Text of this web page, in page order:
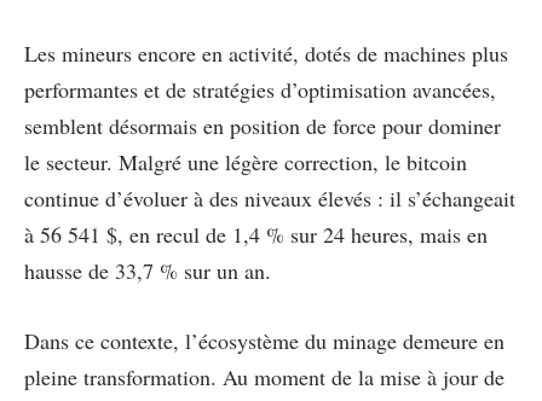
Les mineurs encore en activité, dotés de machines plus
performantes et de stratégies d’optimisation avancées,
semblent désormais en position de force pour dominer
le secteur. Malgré une légère correction, le bitcoin
continue d’évoluer à des niveaux élevés : il s’échangeait
à 56 541 $, en recul de 1,4 % sur 24 heures, mais en
hausse de 33,7 % sur un an.
Dans ce contexte, l’écosystème du minage demeure en
pleine transformation. Au moment de la mise à jour de